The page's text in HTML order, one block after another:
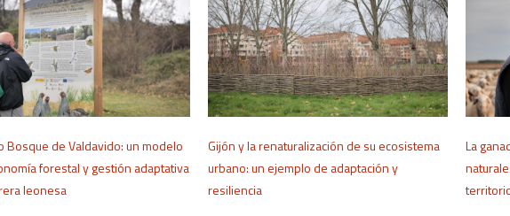
Bosque de Valdavido: un modelo
forestal y gestión adaptativa
leonesa
Gijón y la renaturalización de su ecosistema
urbano: un ejemplo de adaptación y
resiliencia
La